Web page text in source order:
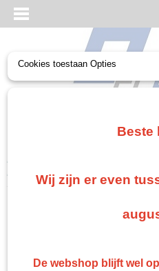
Home
Luchtslang blauw 10/20 meter
Gratis verzending als je bestelt voor
Indien op voorraad:
Cookies toestaan Opties
Beste
Wij zijn er even
De webshop blijft wel